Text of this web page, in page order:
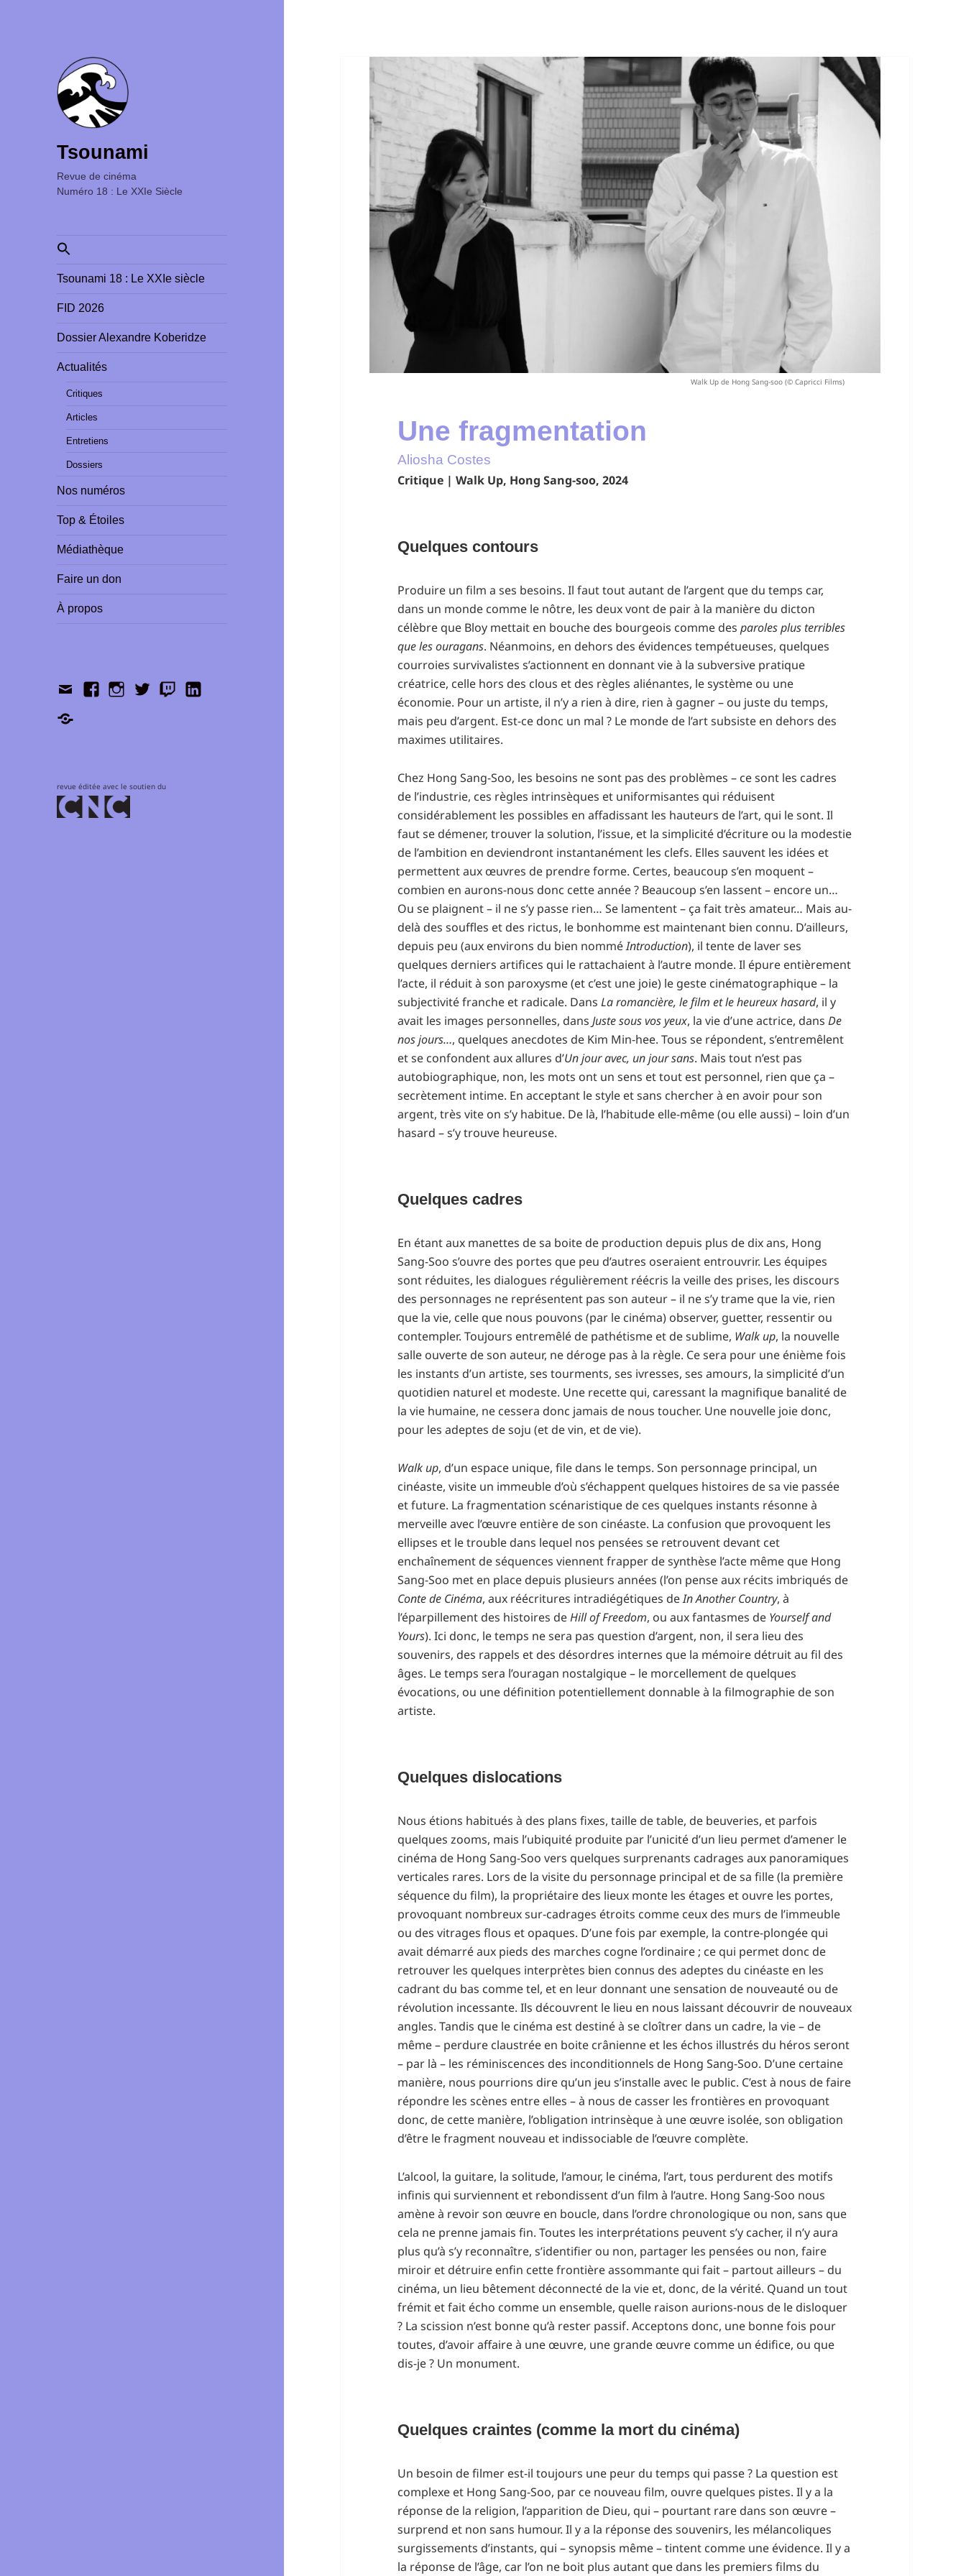
Tsounami
Revue de cinéma ‎ ‎ ‎ ‎ ‎ ‎ ‎ ‎ ‎ ‎ ‎ ‎ ‎ ‎ ‎ ‎ ‎ ‎ ‎ ‎ ‎ ‎ ‎ ‎ ‎ ‎
Numéro 18 : Le XXIe Siècle
Search
for:
Tsounami 18 : Le XXIe siècle
FID 2026
Dossier Alexandre Koberidze
Actualités
Critiques
Articles
Entretiens
Dossiers
Nos numéros
Top & Étoiles
Médiathèque
Faire un don
À propos
ContactFacebookInstagramTwitterTwitchLinkedIn
Shop
revue éditée avec le soutien du
Walk Up de Hong Sang-soo (© Capricci Films)
Une fragmentation
Aliosha Costes
Critique | Walk Up, Hong Sang-soo, 2024
Quelques contours
Produire un film a ses besoins. Il faut tout autant de l’argent que du temps car,
dans un monde comme le nôtre, les deux vont de pair à la manière du dicton
célèbre que Bloy mettait en bouche des bourgeois comme desparoles plus terribles
que les ouragans. Néanmoins, en dehors des évidences tempétueuses, quelques
courroies survivalistes s’actionnent en donnant vie à la subversive pratique
créatrice, celle hors des clous et des règles aliénantes, le système ou une
économie. Pour un artiste, il n’y a rien à dire, rien à gagner – ou juste du temps,
mais peu d’argent. Est-ce donc un mal ? Le monde de l’art subsiste en dehors des
maximes utilitaires.
Chez Hong Sang-Soo, les besoins ne sont pas des problèmes – ce sont les cadres
de l’industrie, ces règles intrinsèques et uniformisantes qui réduisent
considérablement les possibles en affadissant les hauteurs de l’art, qui le sont. Il
faut se démener, trouver la solution, l’issue, et la simplicité d’écriture ou la modestie
de l’ambition en deviendront instantanément les clefs. Elles sauvent les idées et
permettent aux œuvres de prendre forme. Certes, beaucoup s’en moquent –
combien en aurons-nous donc cette année ? Beaucoup s’en lassent – encore un…
Ou se plaignent – il ne s’y passe rien… Se lamentent – ça fait très amateur… Mais au-
delà des souffles et des rictus, le bonhomme est maintenant bien connu. D’ailleurs,
depuis peu (aux environs du bien nomméIntroduction), il tente de laver ses
quelques derniers artifices qui le rattachaient à l’autre monde. Il épure entièrement
l’acte, il réduit à son paroxysme (et c’est une joie) le geste cinématographique – la
subjectivité franche et radicale. DansLa romancière, le film et le heureux hasard, il y
avait les images personnelles, dansJuste sous vos yeux, la vie d’une actrice, dansDe
nos jours…, quelques anecdotes de Kim Min-hee. Tous se répondent, s’entremêlent
et se confondent aux allures d’Un jour avec, un jour sans. Mais tout n’est pas
autobiographique, non, les mots ont un sens et tout est personnel, rien que ça –
secrètement intime. En acceptant le style et sans chercher à en avoir pour son
argent, très vite on s’y habitue. De là, l’habitude elle-même (ou elle aussi) – loin d’un
hasard – s’y trouve heureuse.
Quelques cadres
En étant aux manettes de sa boite de production depuis plus de dix ans, Hong
Sang-Soo s’ouvre des portes que peu d’autres oseraient entrouvrir. Les équipes
sont réduites, les dialogues régulièrement réécris la veille des prises, les discours
des personnages ne représentent pas son auteur – il ne s’y trame que la vie, rien
que la vie, celle que nous pouvons (par le cinéma) observer, guetter, ressentir ou
contempler. Toujours entremêlé de pathétisme et de sublime, Walk up, la nouvelle
salle ouverte de son auteur, ne déroge pas à la règle. Ce sera pour une énième fois
les instants d’un artiste, ses tourments, ses ivresses, ses amours, la simplicité d’un
quotidien naturel et modeste. Une recette qui, caressant la magnifique banalité de
la vie humaine, ne cessera donc jamais de nous toucher. Une nouvelle joie donc,
pour les adeptes de soju (et de vin, et de vie).
Walk up, d’un espace unique, file dans le temps. Son personnage principal, un
cinéaste, visite un immeuble d’où s’échappent quelques histoires de sa vie passée
et future. La fragmentation scénaristique de ces quelques instants résonne à
merveille avec l’œuvre entière de son cinéaste. La confusion que provoquent les
ellipses et le trouble dans lequel nos pensées se retrouvent devant cet
enchaînement de séquences viennent frapper de synthèse l’acte même que Hong
Sang-Soo met en place depuis plusieurs années (l’on pense aux récits imbriqués de
Conte de Cinéma, aux réécritures intradiégétiques deIn Another Country, à
l’éparpillement des histoires deHill of Freedom, ou aux fantasmes de Yourself and
Yours). Ici donc, le temps ne sera pas question d’argent, non, il sera lieu des
souvenirs, des rappels et des désordres internes que la mémoire détruit au fil des
âges. Le temps sera l’ouragan nostalgique – le morcellement de quelques
évocations, ou une définition potentiellement donnable à la filmographie de son
artiste.
Quelques dislocations
Nous étions habitués à des plans fixes, taille de table, de beuveries, et parfois
quelques zooms, mais l’ubiquité produite par l’unicité d’un lieu permet d’amener le
cinéma de Hong Sang-Soo vers quelques surprenants cadrages aux panoramiques
verticales rares. Lors de la visite du personnage principal et de sa fille (la première
séquence du film), la propriétaire des lieux monte les étages et ouvre les portes,
provoquant nombreux sur-cadrages étroits comme ceux des murs de l’immeuble
ou des vitrages flous et opaques. D’une fois par exemple, la contre-plongée qui
avait démarré aux pieds des marches cogne l’ordinaire ; ce qui permet donc de
retrouver les quelques interprètes bien connus des adeptes du cinéaste en les
cadrant du bas comme tel, et en leur donnant une sensation de nouveauté ou de
révolution incessante. Ils découvrent le lieu en nous laissant découvrir de nouveaux
angles. Tandis que le cinéma est destiné à se cloîtrer dans un cadre, la vie – de
même – perdure claustrée en boite crânienne et les échos illustrés du héros seront
– par là – les réminiscences des inconditionnels de Hong Sang-Soo. D’une certaine
manière, nous pourrions dire qu’un jeu s’installe avec le public. C’est à nous de faire
répondre les scènes entre elles – à nous de casser les frontières en provoquant
donc, de cette manière, l’obligation intrinsèque à une œuvre isolée, son obligation
d’être le fragment nouveau et indissociable de l’œuvre complète.
L’alcool, la guitare, la solitude, l’amour, le cinéma, l’art, tous perdurent des motifs
infinis qui surviennent et rebondissent d’un film à l’autre. Hong Sang-Soo nous
amène à revoir son œuvre en boucle, dans l’ordre chronologique ou non, sans que
cela ne prenne jamais fin. Toutes les interprétations peuvent s’y cacher, il n’y aura
plus qu’à s’y reconnaître, s’identifier ou non, partager les pensées ou non, faire
miroir et détruire enfin cette frontière assommante qui fait – partout ailleurs – du
cinéma, un lieu bêtement déconnecté de la vie et, donc, de la vérité. Quand un tout
frémit et fait écho comme un ensemble, quelle raison aurions-nous de le disloquer
? La scission n’est bonne qu’à rester passif. Acceptons donc, une bonne fois pour
toutes, d’avoir affaire à une œuvre, une grande œuvre comme un édifice, ou que
dis-je ? Un monument.
Quelques craintes (comme la mort du cinéma)
Un besoin de filmer est-il toujours une peur du temps qui passe ? La question est
complexe et Hong Sang-Soo, par ce nouveau film, ouvre quelques pistes. Il y a la
réponse de la religion, l’apparition de Dieu, qui – pourtant rare dans son œuvre –
surprend et non sans humour. Il y a la réponse des souvenirs, les mélancoliques
surgissements d’instants, qui – synopsis même – tintent comme une évidence. Il y a
la réponse de l’âge, car l’on ne boit plus autant que dans les premiers films du